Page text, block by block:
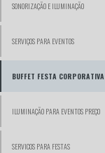
SONORIZAÇÃO E ILUMINAÇÃO
SERVIÇOS PARA EVENTOS
BUFFET FESTA CORPORATIVA
ILUMINAÇÃO PARA EVENTOS PREÇO
SERVICOS PARA FESTAS